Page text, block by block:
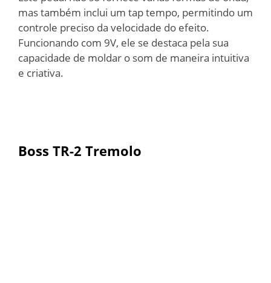
mas também inclui um tap tempo, permitindo um
controle preciso da velocidade do efeito.
Funcionando com 9V, ele se destaca pela sua
capacidade de moldar o som de maneira intuitiva
e criativa.
Boss TR-2 Tremolo